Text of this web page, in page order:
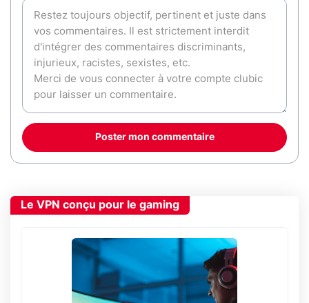
Poster mon commentaire
Le VPN conçu pour le gaming